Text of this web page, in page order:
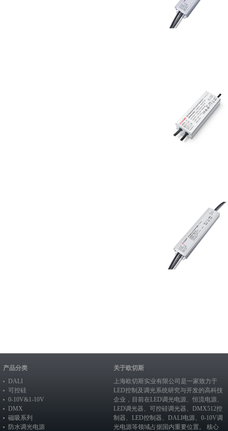
产品分类
DALI
可控硅
0-10V&1-10V
DMX
磁吸系列
防水调光电源
关于欧切斯
上海欧切斯实业有限公司是一家致力于
LED控制及调光系统研究与开发的高科技
企业，目前在LED调光电源、恒流电源、
LED调光器、 可控硅调光器、 DMX512控
制器、 LED控制器、 DALI电源、 0-10V调
光电源等领域占据国内重要位置。 核心